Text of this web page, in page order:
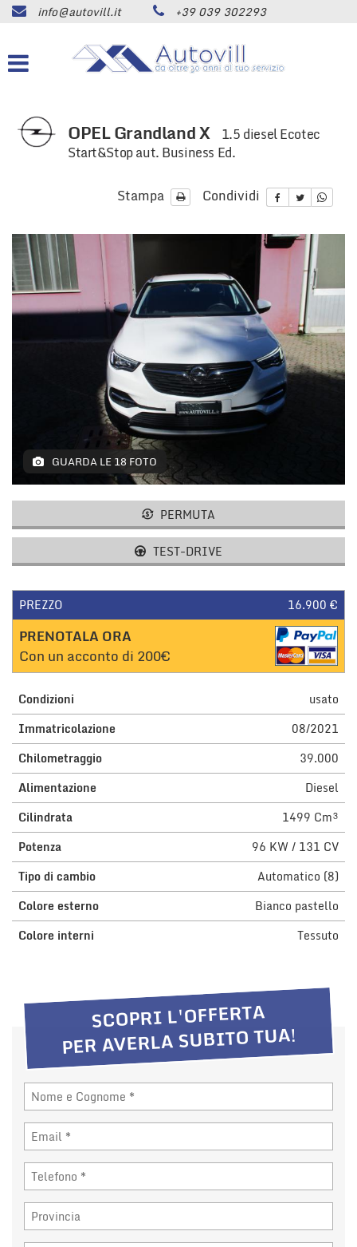
AZIENDA
LISTA VEICOLI
ASSISTENZA
AREA COMMERCIANTI
info@autovill.it +39 039 302293
OPEL Grandland X 1.5 diesel Ecotec
Start&Stop aut. Business Ed.
Stampa Condividi
GUARDA LE 18 FOTO
PERMUTA
TEST-DRIVE
PREZZO 16.900 €
PRENOTALA ORA
Con un acconto di 200€
Condizioni
usato
Immatricolazione
08/2021
Chilometraggio
39.000
Alimentazione
Diesel
Cilindrata
1499 Cm³
Potenza
96 KW / 131 CV
Tipo di cambio
Automatico (8)
Colore esterno
Bianco pastello
Colore interni
Tessuto
SCOPRI L'OFFERTA
PER AVERLA SUBITO TUA!
preferenze
di
Il
seguente
le
tue
preferenze
di
consenso
alle
funzionalità
e
svolgere
le
attività
di
descritte.
Per
ottenere
maggiori
informazioni
sull'utilità
e
funzionamento
di
questi
strumenti
di
tracciamento
si
rimanda
alla
cookie
policy.
Puoi
rivedere
e
modificare
le
qualsiasi
momento.
Cookie necessari
Cookie delle preferenze
Cookie per il miglioramento dell'esperienza utente